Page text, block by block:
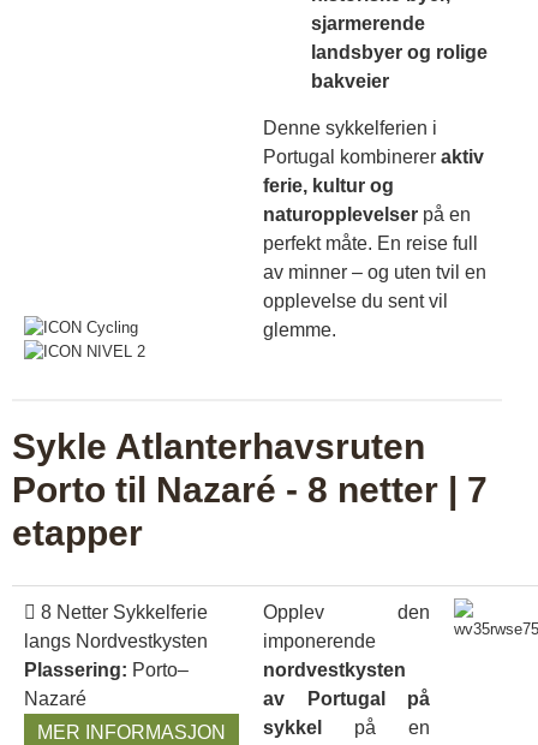
sjarmerende
landsbyer og rolige
bakveier
Denne sykkelferien i
Portugal kombinerer aktiv
ferie, kultur og
naturopplevelser på en
perfekt måte. En reise full
av minner – og uten tvil en
opplevelse du sent vil
glemme.
Sykle Atlanterhavsruten
Porto til Nazaré - 8 netter | 7
etapper
8 Netter Sykkelferie
langs Nordvestkysten
Plassering: Porto–
Nazaré
MER INFORMASJON
Opplev den
imponerende
nordvestkysten
av Portugal på
sykkel
på en